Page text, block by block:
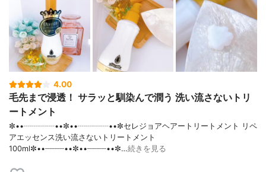
4.00
毛先まで浸透！ サラッと馴染んで潤う 洗い流さないトリ
ートメント
✼••┈┈┈┈••✼••┈┈┈┈••✼セレジョアヘアートリートメント リペ
アエッセンス洗い流さないトリートメント
100ml✼••┈┈┈┈••✼••┈┈┈┈••✼…続きを見る